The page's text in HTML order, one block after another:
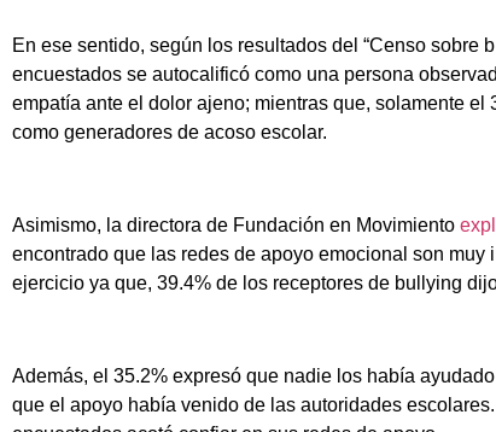
En ese sentido, según los resultados del “Censo sobre
encuestados se autocalificó como una persona
empatía ante el dolor ajeno; mientras que, solamente
como generadores de acoso escolar.
Asimismo, la directora de Fundación en Movimiento
encontrado que las redes de apoyo emocional son muy
ejercicio ya que, 39.4% de los receptores de bullying
Además, el 35.2% expresó que nadie los había
que el apoyo había venido de las autoridades